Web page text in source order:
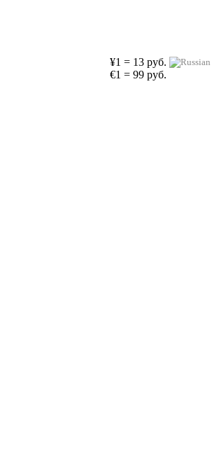
¥1 = 13 руб.
€1 = 99 руб.